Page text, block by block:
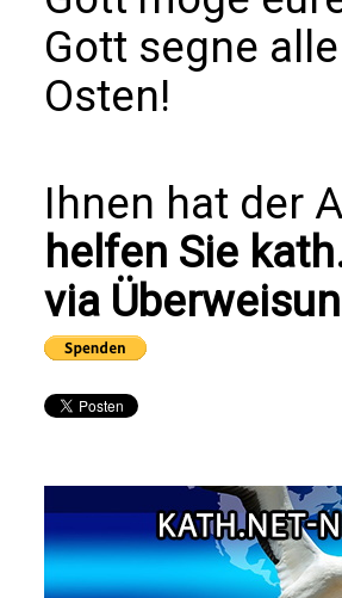
Gott segne
Osten!
Ihnen hat der
helfen Sie
via